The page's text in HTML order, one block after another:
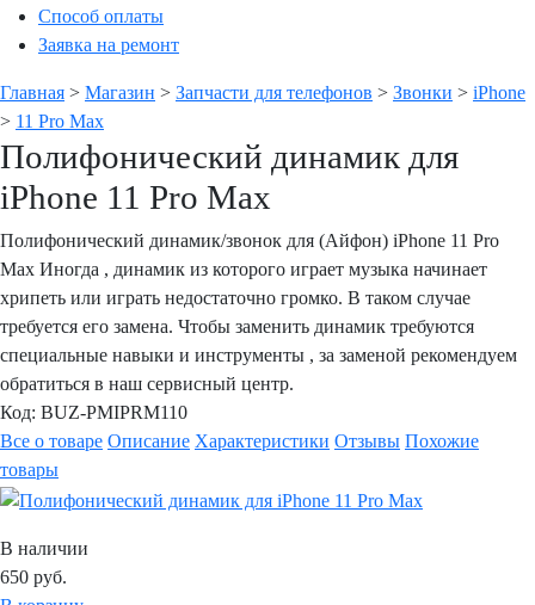
Способ оплаты
Заявка на ремонт
Главная > Магазин > Запчасти для телефонов > Звонки > iPhone
> 11 Pro Max
Полифонический динамик для
iPhone 11 Pro Max
Полифонический динамик/звонок для (Айфон) iPhone 11 Pro
Max Иногда , динамик из которого играет музыка начинает
хрипеть или играть недостаточно громко. В таком случае
требуется его замена. Чтобы заменить динамик требуются
специальные навыки и инструменты , за заменой рекомендуем
обратиться в наш сервисный центр.
Код: BUZ-PMIPRM110
Все о товаре Описание Характеристики Отзывы Похожие
товары
В наличии
650 руб.